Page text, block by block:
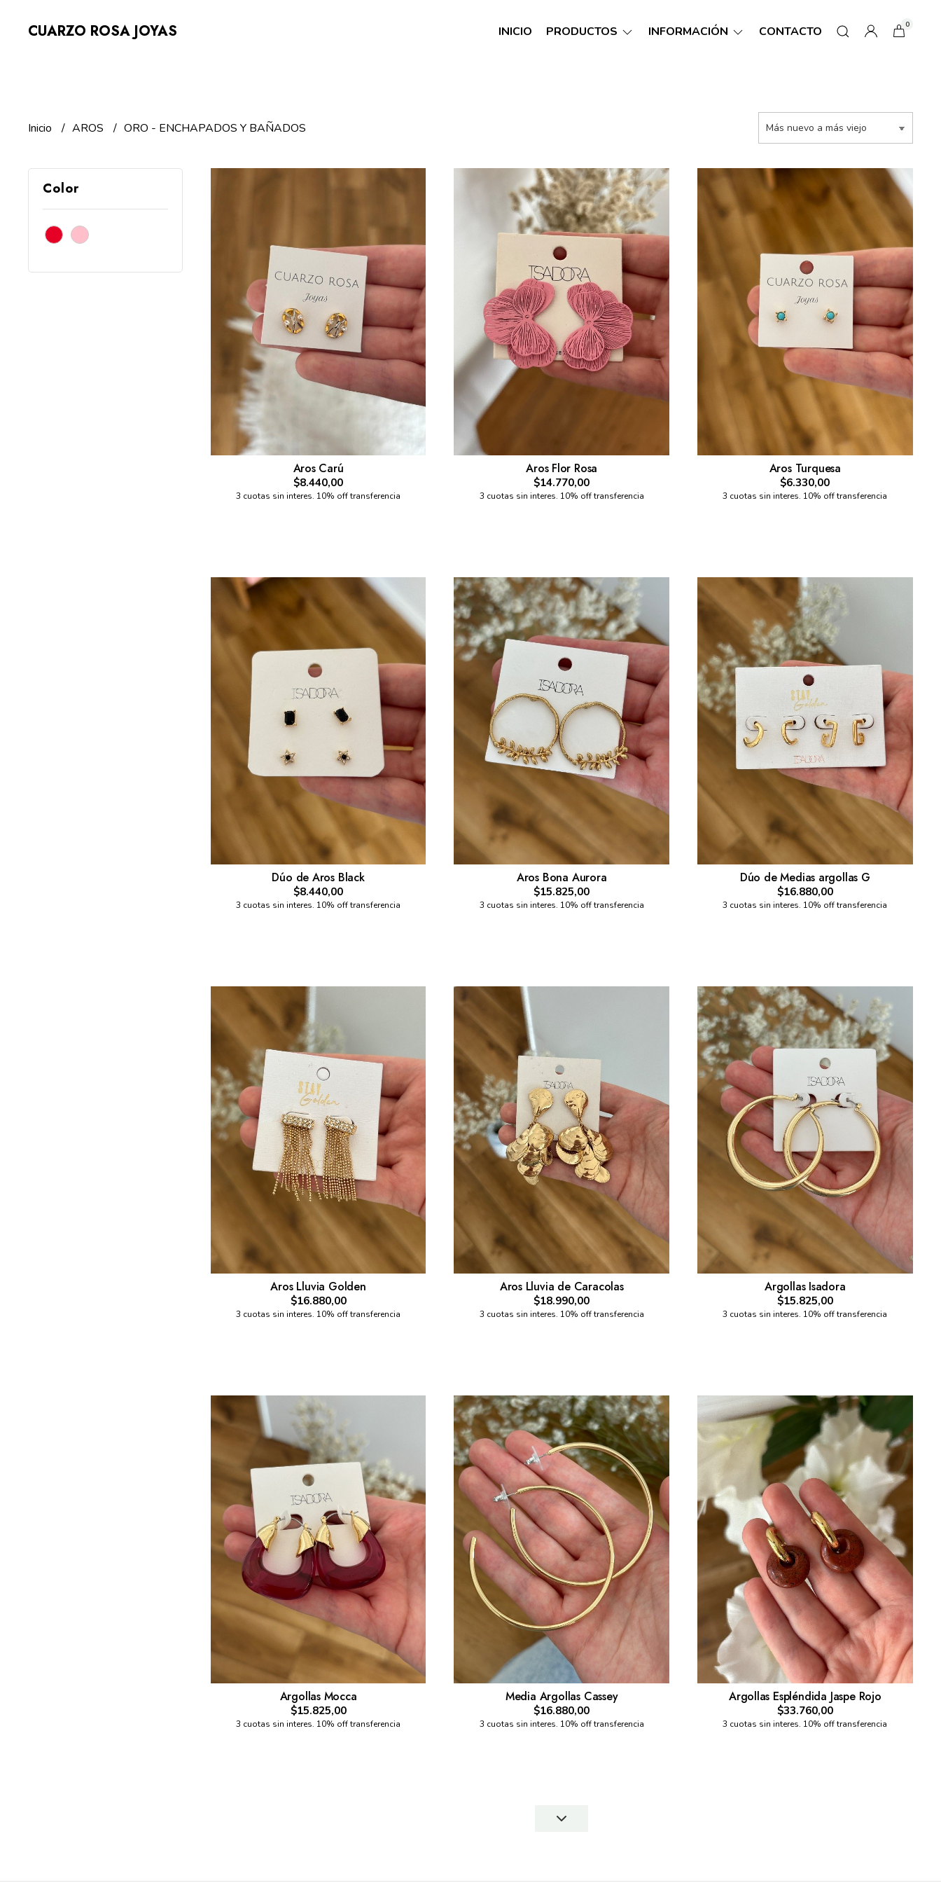
CUARZO ROSA JOYAS INICIO PRODUCTOS INFORMACIÓN CONTACTO 0
Inicio AROS ORO - ENCHAPADOS Y BAÑADOS
Color
Aros Carú
$8.440,00
3 cuotas sin interes. 10% off transferencia
Aros Flor Rosa
$14.770,00
3 cuotas sin interes. 10% off transferencia
Aros Turquesa
$6.330,00
3 cuotas sin interes. 10% off transferencia
Dúo de Aros Black
$8.440,00
3 cuotas sin interes. 10% off transferencia
Aros Bona Aurora
$15.825,00
3 cuotas sin interes. 10% off transferencia
Dúo de Medias argollas G
$16.880,00
3 cuotas sin interes. 10% off transferencia
Aros Lluvia Golden
$16.880,00
3 cuotas sin interes. 10% off transferencia
Aros Lluvia de Caracolas
$18.990,00
3 cuotas sin interes. 10% off transferencia
Argollas Isadora
$15.825,00
3 cuotas sin interes. 10% off transferencia
Argollas Mocca
$15.825,00
3 cuotas sin interes. 10% off transferencia
Media Argollas Cassey
$16.880,00
3 cuotas sin interes. 10% off transferencia
Argollas Espléndida Jaspe Rojo
$33.760,00
3 cuotas sin interes. 10% off transferencia